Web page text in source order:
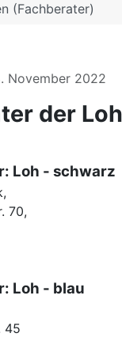
(Fachberater)
November 2022
der
Loh - schwarz
70,
Loh - blau
45